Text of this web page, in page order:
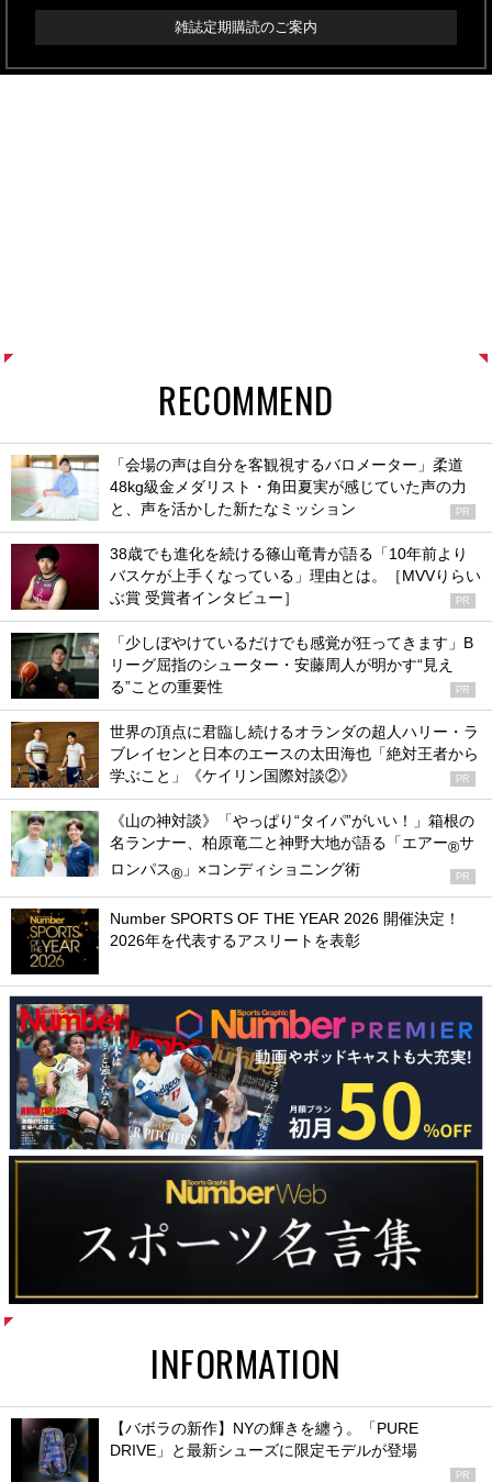
雑誌定期購読のご案内
RECOMMEND
「会場の声は自分を客観視するバロメーター」柔道
48kg級金メダリスト・角田夏実が感じていた声の力
と、声を活かした新たなミッション
PR
38歳でも進化を続ける篠山竜青が語る「10年前より
バスケが上手くなっている」理由とは。［MVVりらい
ぶ賞 受賞者インタビュー］
PR
「少しぼやけているだけでも感覚が狂ってきます」B
リーグ屈指のシューター・安藤周人が明かす“見え
る”ことの重要性
PR
世界の頂点に君臨し続けるオランダの超人ハリー・ラ
ブレイセンと日本のエースの太田海也「絶対王者から
学ぶこと」《ケイリン国際対談②》
PR
《山の神対談》「やっぱり“タイパ”がいい！」箱根の
名ランナー、柏原竜二と神野大地が語る「エアー®サ
ロンパス® 」×コンディショニング術 PR
Number SPORTS OF THE YEAR 2026 開催決定！
2026年を代表するアスリートを表彰
INFORMATION
【バボラの新作】NYの輝きを纏う。「PURE
DRIVE」と最新シューズに限定モデルが登場
PR